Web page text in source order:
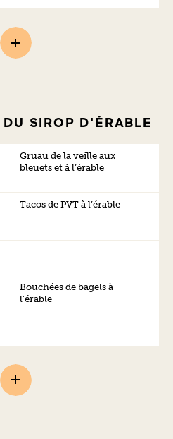
SIROP D'ÉRABLE
Gruau de la veille aux
bleuets et à l’érable
Tacos de PVT à l’érable
Bouchées de bagels à
l’érable